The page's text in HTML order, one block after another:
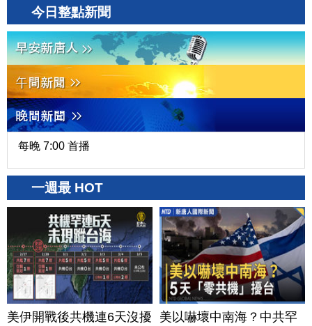
今日整點新聞
每晚 7:00 首播
一週最 HOT
美伊開戰後共機連6天沒擾
美以嚇壞中南海？中共罕